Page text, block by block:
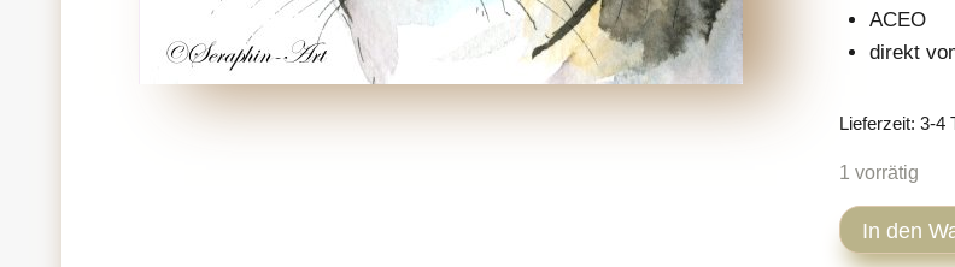
ACEO
direkt
Lieferzeit: 3-4
1 vorrätig
Katze
Aquarell
In den